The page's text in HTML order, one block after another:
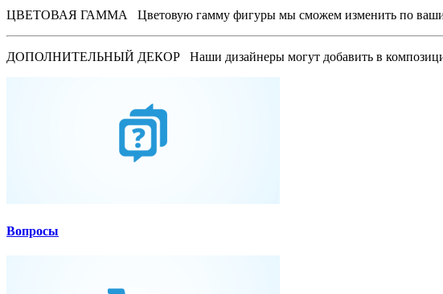
ЦВЕТОВАЯ ГАММА Цветовую гамму фигуры мы сможем изменить по
ДОПОЛНИТЕЛЬНЫЙ ДЕКОР Наши дизайнеры могут добавить в
Вопросы